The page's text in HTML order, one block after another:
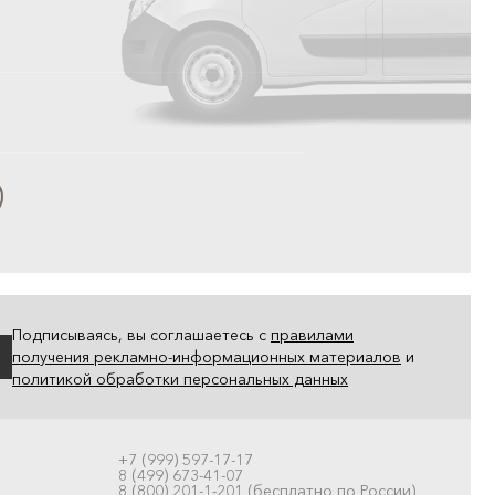
Подписываясь, вы соглашаетесь с правилами
получения рекламно-информационных материалов и
политикой обработки персональных данных
+7 (999) 597-17-17
8 (499) 673-41-07
8 (800) 201-1-201 (бесплатно по России)